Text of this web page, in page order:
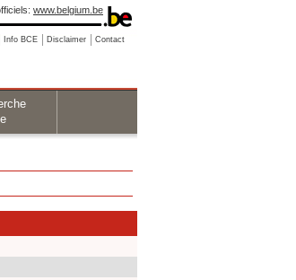
www.belgium.be
Info BCE Disclaimer Contact